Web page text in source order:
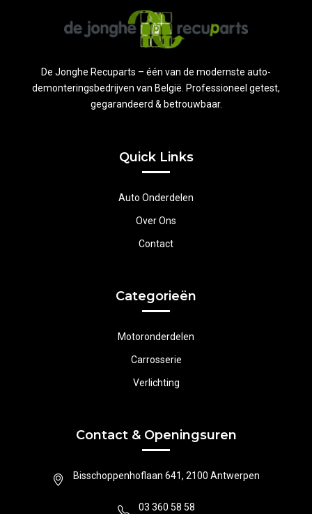
De Jonghe Recuparts – één van de modernste auto-
demonteringsbedrijven van België. Professioneel getest,
gegarandeerd & betrouwbaar.
Quick Links
Auto Onderdelen
Over Ons
Contact
Categorieën
Motoronderdelen
Carrosserie
Verlichting
Contact & Openingsuren
Bisschoppenhoflaan 641, 2100 Antwerpen
03 360 58 58